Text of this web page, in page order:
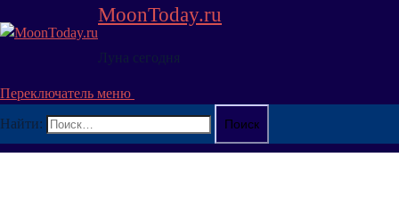
MoonToday.ru
Луна сегодня
Переключатель меню
Найти: